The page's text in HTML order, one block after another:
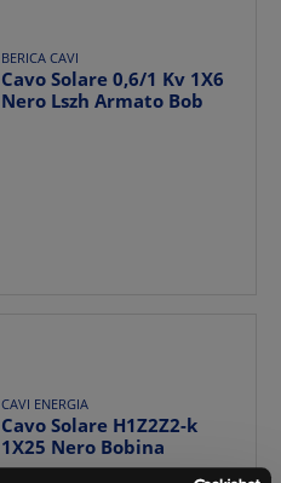
BERICA CAVI
Cavo Solare 0,6/1 Kv 1X6
Nero Lszh Armato Bob
CAVI ENERGIA
Cavo Solare H1Z2Z2-k
1X25 Nero Bobina